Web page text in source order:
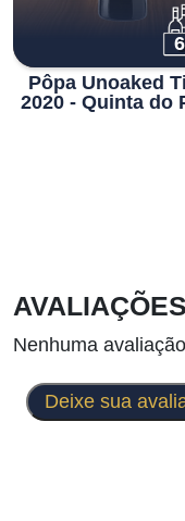
Pôpa Unoaked
2020 - Quinta do
AVALIAÇÕES
Nenhuma
Deixe sua